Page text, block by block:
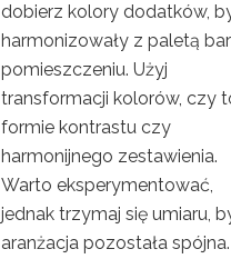
dobierz kolory dodatków,
harmonizowały z paletą
pomieszczeniu. Użyj
transformacji kolorów, czy
formie kontrastu czy
harmonijnego zestawienia.
Warto eksperymentować,
jednak trzymaj się umiaru,
aranżacja pozostała spójna.